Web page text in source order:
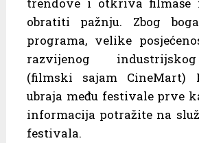
trendove i otkriva filmaše
obratiti pažnju. Zbog
programa, velike
razvijenog
(filmski sajam CineMart)
ubraja među festivale prve
informacija potražite na
festivala.